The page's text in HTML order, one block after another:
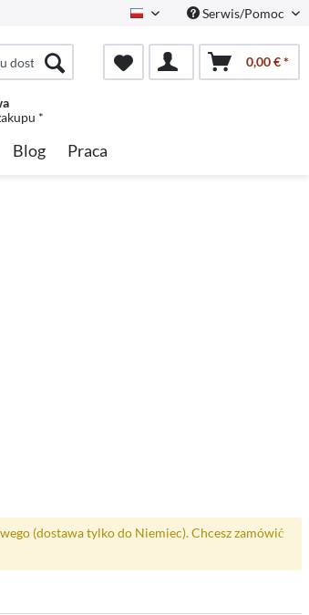
Polish Serwis/Pomoc
0,00 € *
*
Blog Praca
(dostawa tylko do Niemiec). Chcesz zamówić